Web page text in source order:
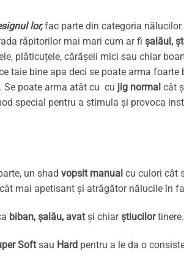
lor,fac parte din categoria
răpitorilor mai mari cum ar fi șalăul,
plăticuțele, cărășeii mici sau chiar
taie bine apa deci se poate arma foarte
Se poate arma atât cu cu jig normal cât
special pentru a stimula și provoca
un shad vopsit manual cu culori cât
mai apetisant și atrăgător nălucile în
biban, șalău, avatși chiarștiucilortinere.
Softsau Hard pentru a le da o